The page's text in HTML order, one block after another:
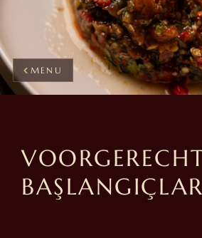
MENU
BAŞLANGIÇLAR